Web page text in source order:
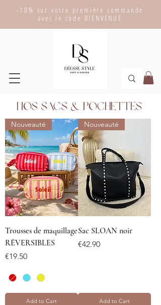
-10% sur votre première commande
avec le code BIENVENUE
Nos sacs & pochettes
Nouveauté
Trousses de maquillage
RÉVERSIBLES
Price
€19.50
Add to Cart
Nouveauté
Sac SLOAN noir
Price
€42.90
Add to Cart